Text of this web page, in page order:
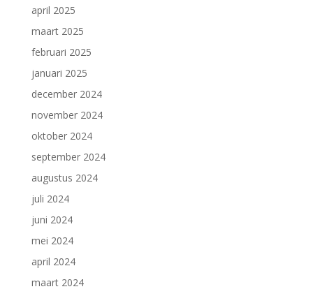
april 2025
maart 2025
februari 2025
januari 2025
december 2024
november 2024
oktober 2024
september 2024
augustus 2024
juli 2024
juni 2024
mei 2024
april 2024
maart 2024